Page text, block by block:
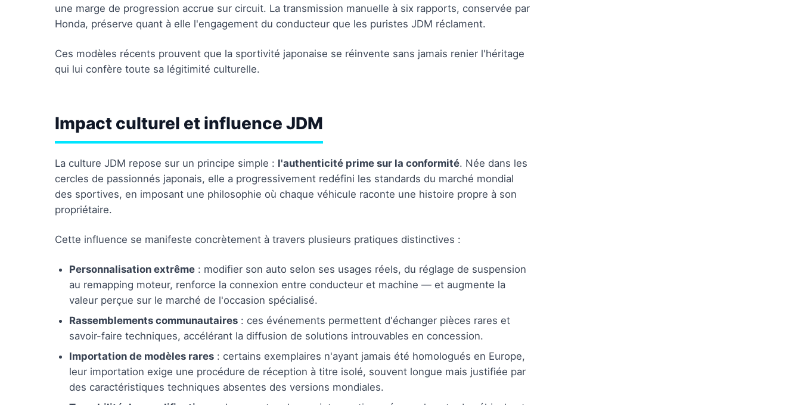
une marge de progression accrue sur circuit. La transmission manuelle à six rapports, conservée par
Honda, préserve quant à elle l'engagement du conducteur que les puristes JDM réclament.
Ces modèles récents prouvent que la sportivité japonaise se réinvente sans jamais renier l'héritage
qui lui confère toute sa légitimité culturelle.
Impact culturel et influence JDM
La culture JDM repose sur un principe simple : l'authenticité prime sur la conformité. Née dans les
cercles de passionnés japonais, elle a progressivement redéfini les standards du marché mondial
des sportives, en imposant une philosophie où chaque véhicule raconte une histoire propre à son
propriétaire.
Cette influence se manifeste concrètement à travers plusieurs pratiques distinctives :
Personnalisation extrême : modifier son auto selon ses usages réels, du réglage de suspension
au remapping moteur, renforce la connexion entre conducteur et machine — et augmente la
valeur perçue sur le marché de l'occasion spécialisé.
Rassemblements communautaires : ces événements permettent d'échanger pièces rares et
savoir-faire techniques, accélérant la diffusion de solutions introuvables en concession.
Importation de modèles rares : certains exemplaires n'ayant jamais été homologués en Europe,
leur importation exige une procédure de réception à titre isolé, souvent longue mais justifiée par
des caractéristiques techniques absentes des versions mondiales.